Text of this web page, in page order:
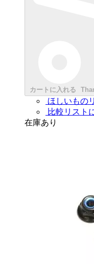
カートに入れる
ほしいもの
比較リスト
在庫あり